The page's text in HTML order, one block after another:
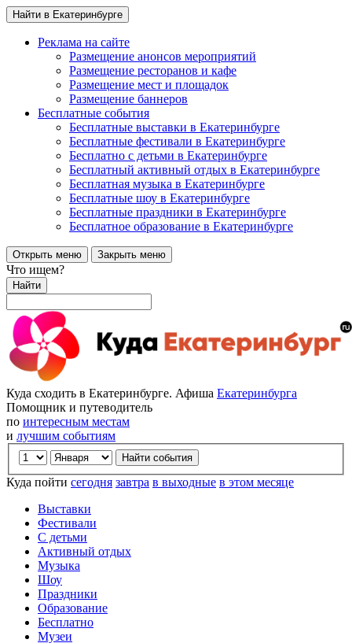
Найти в Екатеринбурге
Реклама на сайте
Размещение анонсов мероприятий
Размещение ресторанов и кафе
Размещение мест и площадок
Размещение баннеров
Бесплатные события
Бесплатные выставки в Екатеринбурге
Бесплатные фестивали в Екатеринбурге
Бесплатно с детьми в Екатеринбурге
Бесплатный активный отдых в Екатеринбурге
Бесплатная музыка в Екатеринбурге
Бесплатные шоу в Екатеринбурге
Бесплатные праздники в Екатеринбурге
Бесплатное образование в Екатеринбурге
Открыть меню Закрыть меню
Что ищем?
Найти
Куда сходить в Екатеринбурге. Афиша Екатеринбурга
Помощник и путеводитель
по интересным местам
и лучшим событиям
Куда пойти сегодня завтра в выходные в этом месяце
Выставки
Фестивали
С детьми
Активный отдых
Музыка
Шоу
Праздники
Образование
Бесплатно
Музеи